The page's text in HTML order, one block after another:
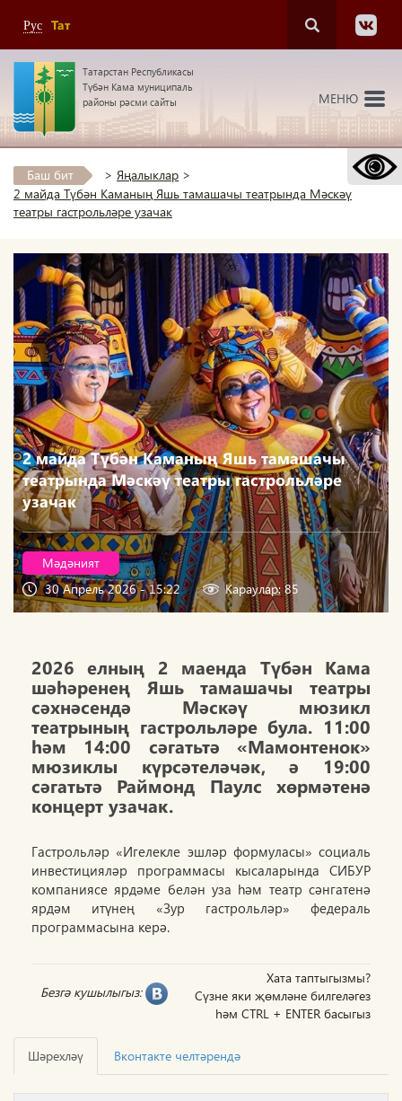
Рус Тат
Татарстан Республикасы
Түбән Кама муниципаль
районы рәсми сайты
МЕНЮ
Баш бит > Яңалыклар >
2 майда Түбән Каманың Яшь тамашачы театрында Мәскәү
театры гастрольләре узачак
2 майда Түбән Каманың Яшь тамашачы
театрында Мәскәү театры гастрольләре
узачак
Мәдәният
30 Апрель 2026 - 15:22
Караулар: 85
2026 елның 2 маенда Түбән Кама
шәһәренең Яшь тамашачы театры
сәхнәсендә Мәскәү мюзикл
театрының гастрольләре була. 11:00
һәм 14:00 сәгатьтә «Мамонтенок»
мюзиклы күрсәтеләчәк, ә 19:00
сәгатьтә Раймонд Паулс хөрмәтенә
концерт узачак.
Гастрольләр «Игелекле эшләр формуласы» социаль
инвестицияләр программасы кысаларында СИБУР
компаниясе ярдәме белән уза һәм театр сәнгатенә
ярдәм итүнең «Зур гастрольләр» федераль
программасына керә.
Хата таптыгызмы?
Сүзне яки җөмләне билгеләгез
һәм CTRL + ENTER басыгыз
Безгә кушылыгыз:
Шәрехләү Вконтакте челтәрендә